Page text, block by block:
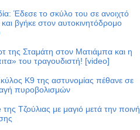
Έδεσε το σκύλο του σε ανοιχτό
και βγήκε στον αυτοκινητόδρομο
της Σταμάτη στον Ματιάμπα και η
του τραγουδιστή! [video]
Κ9 της αστυνομίας πέθανε σε
πυροβολισμών
Τζούλιας με μαγιό μετά την ποινή